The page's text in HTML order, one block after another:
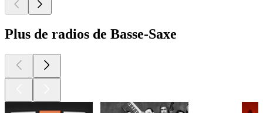
Plus de radios de Basse-Saxe